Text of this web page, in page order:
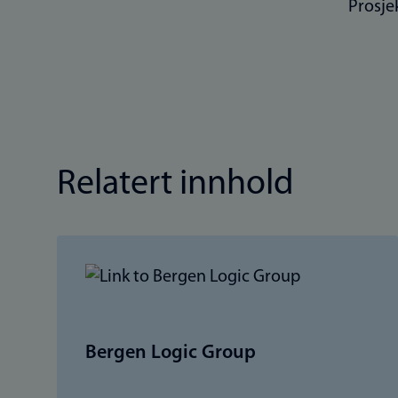
Relatert innhold
Bergen Logic Group